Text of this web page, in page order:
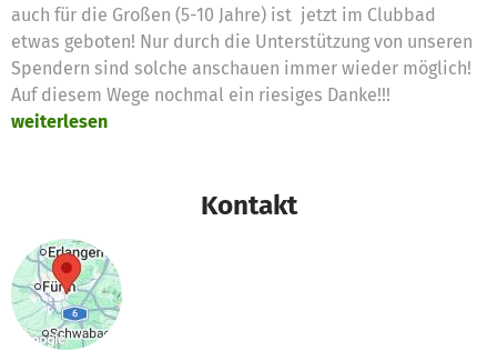
auch für die Großen (5-10 Jahre) ist jetzt im Clubbad
etwas geboten! Nur durch die Unterstützung von unseren
Spendern sind solche anschauen immer wieder möglich!
Auf diesem Wege nochmal ein riesiges Danke!!!
weiterlesen
Kontakt